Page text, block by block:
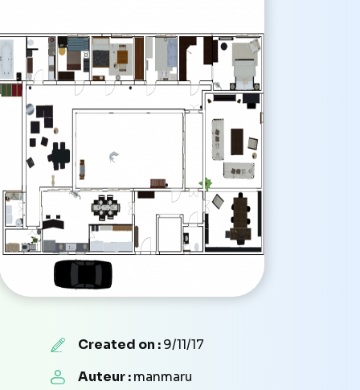
Created on :9/11/17
Auteur :manmaru